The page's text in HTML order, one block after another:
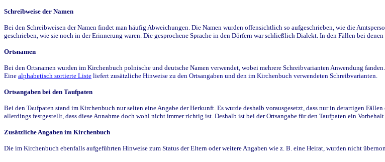
Schreibweise der Namen
Bei den Schreibweisen der Namen findet man häufig Abweichungen. Die Namen wurden offensichtlich so aufgeschrieben, wie die
geschrieben, wie sie noch in der Erinnerung waren. Die gesprochene Sprache in den Dörfern war schließlich Dialekt. In den Fällen bei
Ortsnamen
Bei den Ortsnamen wurden im Kirchenbuch polnische und deutsche Namen verwendet, wobei mehrere Schreibvarianten Anwendung
Eine alphabetisch sortierte Liste liefert zusätzliche Hinweise zu den Ortsangaben und den im Kirchenbuch verwendeten Schreibvarianten.
Ortsangaben bei den Taufpaten
Bei den Taufpaten stand im Kirchenbuch nur selten eine Angabe der Herkunft. Es wurde deshalb vorausgesetzt, dass nur in derartigen
allerdings festgestellt, dass diese Annahme doch wohl nicht immer richtig ist. Deshalb ist bei der Ortsangabe für den Taufpaten ein
Zusätzliche Angaben im Kirchenbuch
Die im Kirchenbuch ebenfalls aufgeführten Hinweise zum Status der Eltern oder weitere Angaben wie z. B. eine Heirat, wurden nicht